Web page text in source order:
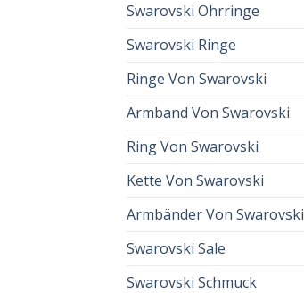
Swarovski Ohrringe
Swarovski Ringe
Ringe Von Swarovski
Armband Von Swarovski
Ring Von Swarovski
Kette Von Swarovski
Armbänder Von Swarovski
Swarovski Sale
Swarovski Schmuck